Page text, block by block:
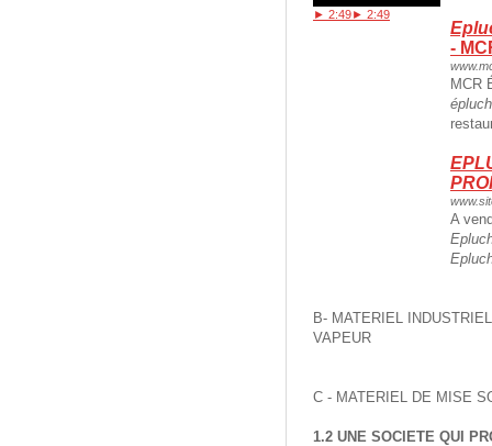
► 2:49► 2:49
-
MCR
A
B- MATERIEL
VAPEUR
C - MATERIEL DE MISE
1.2 UNE SOCIETE QUI